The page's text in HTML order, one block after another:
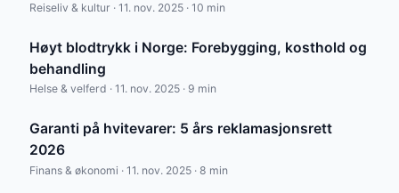
Reiseliv & kultur · 11. nov. 2025 · 10 min
Høyt blodtrykk i Norge: Forebygging, kosthold og
behandling
Helse & velferd · 11. nov. 2025 · 9 min
Garanti på hvitevarer: 5 års reklamasjonsrett
2026
Finans & økonomi · 11. nov. 2025 · 8 min